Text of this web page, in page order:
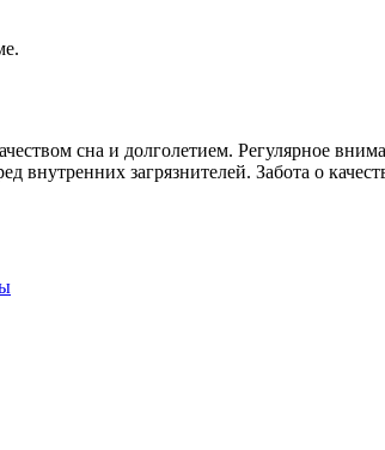
сна и долголетием. Регулярное
загрязнителей. Забота о